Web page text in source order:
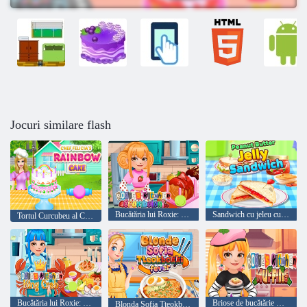
Jocuri similare flash
Tortul Curcubeu al Chef Felicia Bucătăria lui Roxie: Cromboloni Sandwich cu jeleu cu unt de arahide
Bucătăria lui Roxie: King Crab Blonda Sofia Tteokbokki Fever Briose de bucătărie Roxie's